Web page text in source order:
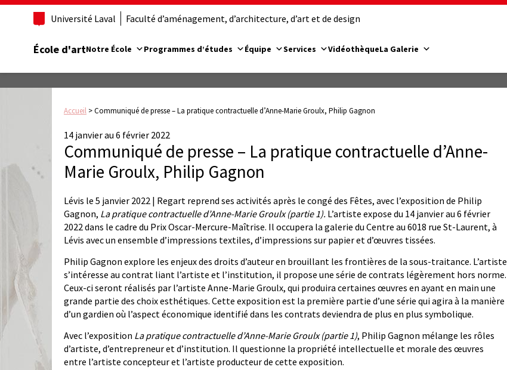
Université Laval Faculté d’aménagement, d’architecture, d’art et de design
École d'artNotre École Programmes d’études Équipe Services VidéothèqueLa Galerie
Accueil >Communiqué de presse – La pratique contractuelle d’Anne-Marie Groulx, Philip Gagnon
14 janvier au 6 février 2022
Communiqué de presse – La pratique contractuelle d’Anne-
Marie Groulx, Philip Gagnon
Lévis le 5 janvier 2022 | Regart reprend ses activités après le congé des Fêtes, avec l’exposition de Philip
Gagnon, La pratique contractuelle d’Anne-Marie Groulx (partie 1). L’artiste expose du 14 janvier au 6 février
2022 dans le cadre du Prix Oscar-Mercure-Maîtrise. Il occupera la galerie du Centre au 6018 rue St-Laurent, à
Lévis avec un ensemble d’impressions textiles, d’impressions sur papier et d’œuvres tissées.
Philip Gagnon explore les enjeux des droits d’auteur en brouillant les frontières de la sous-traitance. L’artiste
s’intéresse au contrat liant l’artiste et l’institution, il propose une série de contrats légèrement hors norme.
Ceux-ci seront réalisés par l’artiste Anne-Marie Groulx, qui produira certaines œuvres en ayant en main une
grande partie des choix esthétiques. Cette exposition est la première partie d’une série qui agira à la manière
d’un gardien où l’aspect économique identifié dans les contrats deviendra de plus en plus symbolique.
Avec l’exposition La pratique contractuelle d’Anne-Marie Groulx (partie 1), Philip Gagnon mélange les rôles
d’artiste, d’entrepreneur et d’institution. Il questionne la propriété intellectuelle et morale des œuvres
entre l’artiste concepteur et l’artiste producteur de cette exposition.